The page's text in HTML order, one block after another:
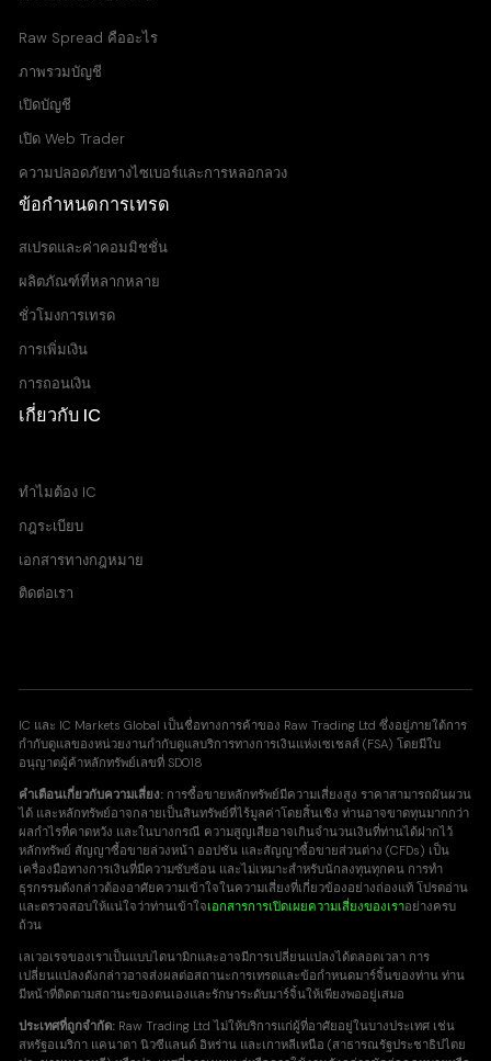
Raw Spread คืออะไร
ภาพรวมบัญชี
เปิดบัญชี
เปิด Web Trader
ความปลอดภัยทางไซเบอร์และการหลอกลวง
ข้อกำหนดการเทรด
สเปรดและค่าคอมมิชชั่น
ผลิตภัณฑ์ที่หลากหลาย
ชั่วโมงการเทรด
การเพิ่มเงิน
การถอนเงิน
เกี่ยวกับ IC
ทำไมต้อง IC
กฎระเบียบ
เอกสารทางกฎหมาย
ติดต่อเรา
IC และ IC Markets Global เป็นชื่อทางการค้าของ Raw Trading Ltd ซึ่งอยู่ภายใต้การ
กำกับดูแลของหน่วยงานกำกับดูแลบริการทางการเงินแห่งเซเชลส์ (FSA) โดยมีใบ
อนุญาตผู้ค้าหลักทรัพย์เลขที่ SD018
คำเตือนเกี่ยวกับความเสี่ยง: การซื้อขายหลักทรัพย์มีความเสี่ยงสูง ราคาสามารถผันผวน
ได้ และหลักทรัพย์อาจกลายเป็นสินทรัพย์ที่ไร้มูลค่าโดยสิ้นเชิง ท่านอาจขาดทุนมากกว่า
ผลกำไรที่คาดหวัง และในบางกรณี ความสูญเสียอาจเกินจำนวนเงินที่ท่านได้ฝากไว้
หลักทรัพย์ สัญญาซื้อขายล่วงหน้า ออปชัน และสัญญาซื้อขายส่วนต่าง (CFDs) เป็น
เครื่องมือทางการเงินที่มีความซับซ้อน และไม่เหมาะสำหรับนักลงทุนทุกคน การทำ
ธุรกรรมดังกล่าวต้องอาศัยความเข้าใจในความเสี่ยงที่เกี่ยวข้องอย่างถ่องแท้ โปรดอ่าน
และตรวจสอบให้แน่ใจว่าท่านเข้าใจเอกสารการเปิดเผยความเสี่ยงของเราอย่างครบ
ถ้วน
เลเวอเรจของเราเป็นแบบไดนามิกและอาจมีการเปลี่ยนแปลงได้ตลอดเวลา การ
เปลี่ยนแปลงดังกล่าวอาจส่งผลต่อสถานะการเทรดและข้อกำหนดมาร์จิ้นของท่าน ท่าน
มีหน้าที่ติดตามสถานะของตนเองและรักษาระดับมาร์จิ้นให้เพียงพออยู่เสมอ
ประเทศที่ถูกจำกัด: Raw Trading Ltd ไม่ให้บริการแก่ผู้ที่อาศัยอยู่ในบางประเทศ เช่น
สหรัฐอเมริกา แคนาดา นิวซีแลนด์ อิหร่าน และเกาหลีเหนือ (สาธารณรัฐประชาธิปไตย